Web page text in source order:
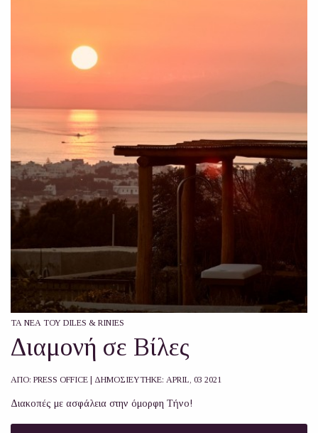
ΤΑ ΝΈΑ ΤΟΥ DILES & RINIES
Διαμονή σε Βίλες
ΑΠΟ: PRESS OFFICE | ΔΗΜΟΣΙΕΥΤΗΚΕ: APRIL, 03 2021
Διακοπές με ασφάλεια στην όμορφη Τήνο!